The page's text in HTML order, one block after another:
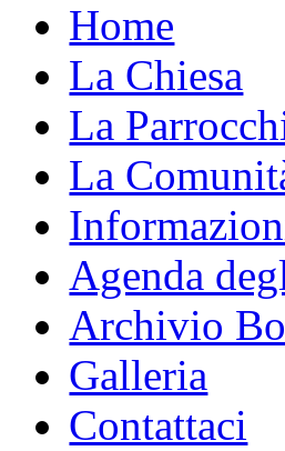
Home
La Chiesa
La
La
Agenda
Archivio
Galleria
Contattaci